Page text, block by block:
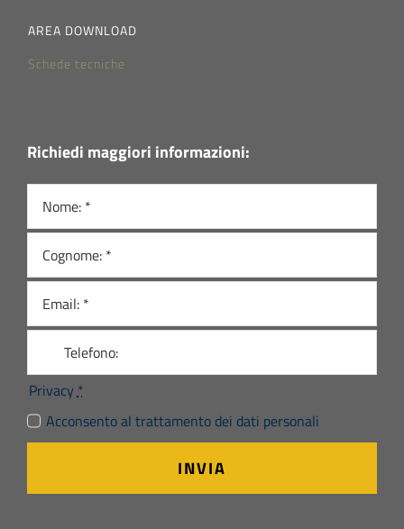
AREA DOWNLOAD
Schede tecniche
Richiedi maggiori informazioni:
Privacy *
Acconsento al trattamento dei dati personali
INVIA